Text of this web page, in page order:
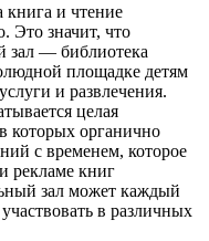
книга и чтение
Это значит, что
зал — библиотека
площадке детям
и развлечения.
целая
которых органично
с временем, которое
рекламе книг
зал может каждый
в различных